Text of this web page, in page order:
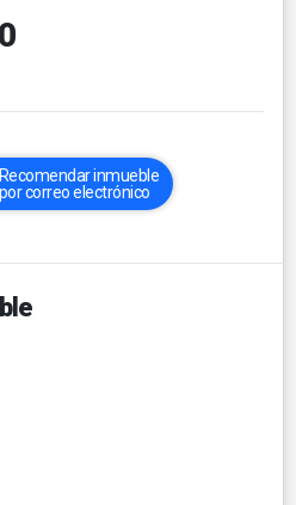
Recomendar inmueble
por correo electrónico